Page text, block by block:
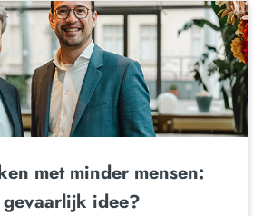
met minder mensen:
idee?